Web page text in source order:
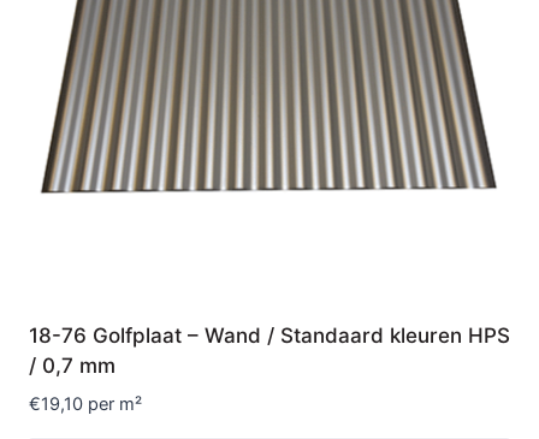
18-76 Golfplaat – Wand / Standaard kleuren HPS
/ 0,7 mm
€19,10 per m²